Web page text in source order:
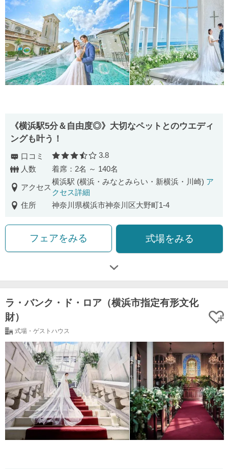
《横浜駅5分＆自由度◎》大切なペットとのウエディ
ングも叶う！
口コミ 口コミ評価
3.8
人数
着席：2名 ～ 140名
アクセス
横浜駅 (横浜・みなとみらい・新横浜・川崎) ア
クセス詳細
住所
神奈川県横浜市神奈川区大野町1-4
フェアをみる 式場をみる
ラ・バンク・ド・ロア（横浜市指定有形文化
財）
式場・ゲストハウス